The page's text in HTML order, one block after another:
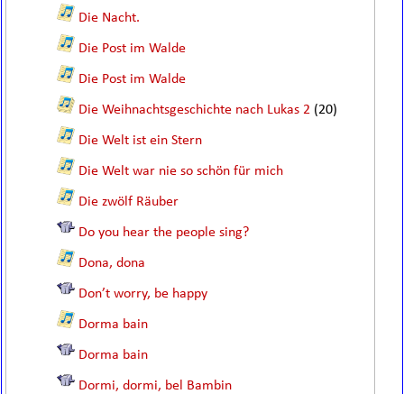
Die Nacht.
Die Post im Walde
Die Post im Walde
Die Weihnachtsgeschichte nach Lukas 2 (20)
Die Welt ist ein Stern
Die Welt war nie so schön für mich
Die zwölf Räuber
Do you hear the people sing?
Dona, dona
Don’t worry, be happy
Dorma bain
Dorma bain
Dormi, dormi, bel Bambin